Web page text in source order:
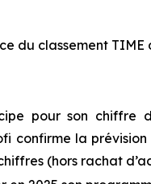
du classement
pour son
confirme la
(hors rachat